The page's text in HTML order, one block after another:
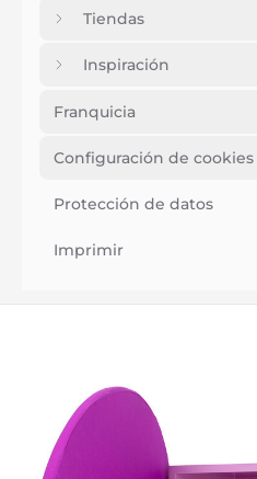
Tiendas
Inspiración
Franquicia
Configuración de cookies
Protección de datos
Imprimir